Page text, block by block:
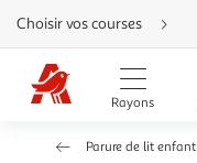
Aller
directement
au
contenu
Aller
directement
Aller
Choisir vos courses
Rayons
Parure de lit enfant